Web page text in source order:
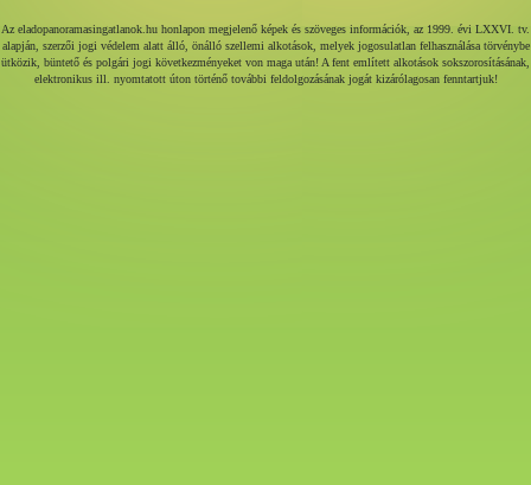
Az eladopanoramasingatlanok.hu honlapon megjelenő képek és szöveges információk, az 1999. évi LXXVI. tv.
alapján, szerzői jogi védelem alatt álló, önálló szellemi alkotások, melyek jogosulatlan felhasználása törvénybe
ütközik, büntető és polgári jogi következményeket von maga után! A fent említett alkotások sokszorosításának,
elektronikus ill. nyomtatott úton történő további feldolgozásának jogát kizárólagosan fenntartjuk!